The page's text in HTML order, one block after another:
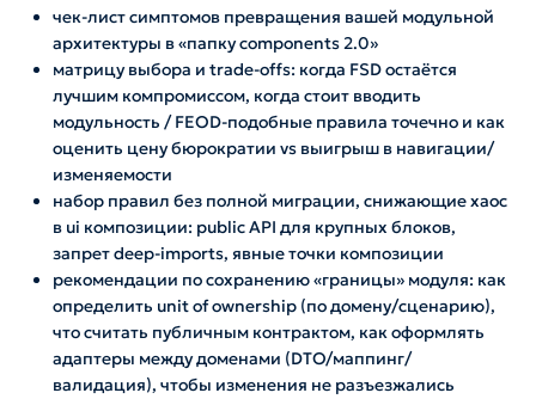
чек-лист симптомов превращения вашей модульной
архитектуры в «папку components 2.0»
матрицу выбора и trade‑offs: когда FSD остаётся
лучшим компромиссом, когда стоит вводить
модульность / FEOD‑подобные правила точечно и как
оценить цену бюрократии vs выигрыш в навигации/
изменяемости
набор правил без полной миграции, снижающие хаос
в ui композиции: public API для крупных блоков,
запрет deep‑imports, явные точки композиции
рекомендации по сохранению «границы» модуля: как
определить unit of ownership (по домену/сценарию),
что считать публичным контрактом, как оформлять
адаптеры между доменами (DTO/маппинг/
валидация), чтобы изменения не разъезжались